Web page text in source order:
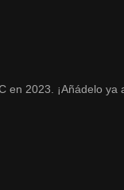
en 2023. ¡Añádelo